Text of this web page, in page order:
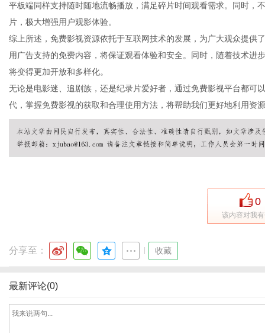
平板端同样支持随时随地流畅播放，满足碎片时间观看需求。同时，
片，极大增强用户观影体验。
综上所述，免费影视资源依托于互联网技术的发展，为广大观众提供
用广告支持的免费内容，将保证观看体验和安全。同时，随着技术进
将变得更加开放和多样化。
无论是电影迷、追剧族，还是纪录片爱好者，通过免费影视平台都可
代，掌握免费影视的获取和合理使用方法，将帮助我们更好地利用资
0
该内容对我
分享至： 收藏
最新评论(0)